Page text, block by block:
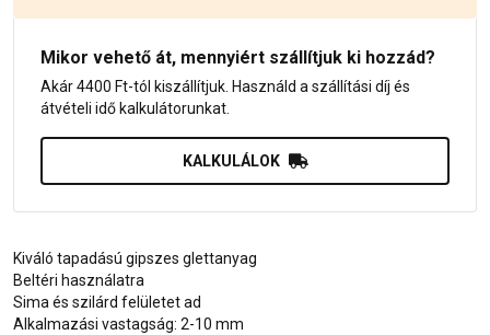
Mikor vehető át, mennyiért szállítjuk ki hozzád?
Akár 4400 Ft-tól kiszállítjuk. Használd a szállítási díj és
átvételi idő kalkulátorunkat.
KALKULÁLOK
Kiváló tapadású gipszes glettanyag
Beltéri használatra
Sima és szilárd felületet ad
Alkalmazási vastagság: 2-10 mm